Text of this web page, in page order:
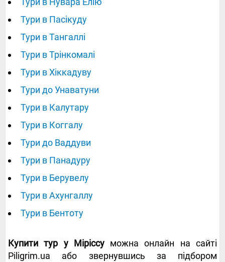
Тури в Пасікуду
Тури в Тангаллі
Тури в Трінкомалі
Тури в Хіккадуву
Тури до Унаватуни
Тури в Калутару
Тури в Коггалу
Тури до Ваддуви
Тури в Панадуру
Тури в Берувелу
Тури в Ахунгаллу
Тури в Бентоту
Купити тур у Міріссуможна онлайн на сайті
Piligrim.ua або звернувшись за підбором